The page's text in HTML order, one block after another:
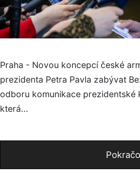
Praha - Novou koncepcí české
prezidenta Petra Pavla zabývat
odboru komunikace prezidentské
která...